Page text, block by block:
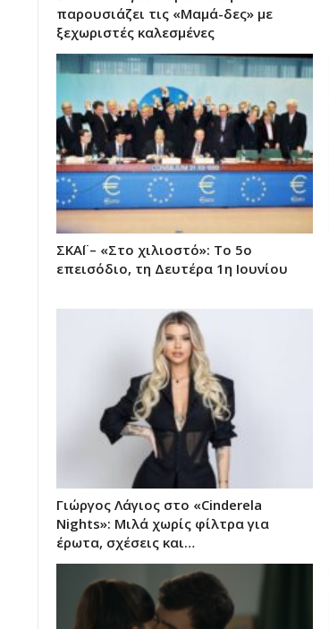
παρουσιάζει τις «Μαμά-δες» με
ξεχωριστές καλεσμένες
ΣΚΑΪ – «Στο χιλιοστό»: Το 5ο
επεισόδιο, τη Δευτέρα 1η Ιουνίου
Γιώργος Λάγιος στο «Cinderela
Nights»: Μιλά χωρίς φίλτρα για
έρωτα, σχέσεις και…